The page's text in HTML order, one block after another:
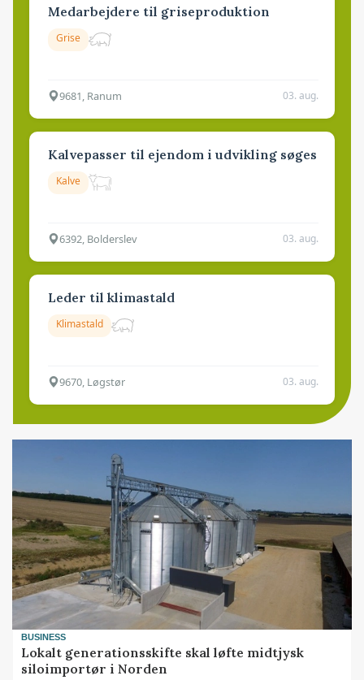
Medarbejdere til griseproduktion
Grise
9681, Ranum 03. aug.
Kalvepasser til ejendom i udvikling søges
Kalve
6392, Bolderslev 03. aug.
Leder til klimastald
Klimastald
9670, Løgstør 03. aug.
BUSINESS
Lokalt generationsskifte skal løfte midtjysk
siloimportør i Norden